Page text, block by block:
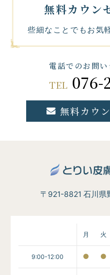
無料カウン
些細なことでもお気
電話でのお問
TEL 076-
無料カウ
〒921-8821 石川県
月 火
9:00-12:00